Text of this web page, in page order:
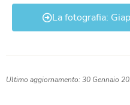
La fotografia:
Ultimo aggiornamento: 30 Gennaio